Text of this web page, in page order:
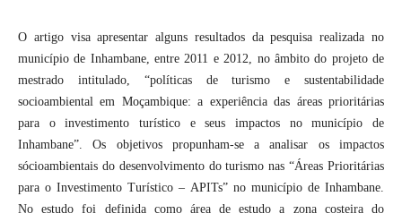
O artigo visa apresentar alguns resultados da pesquisa realizada no
município de Inhambane, entre 2011 e 2012, no âmbito do projeto de
mestrado intitulado, “políticas de turismo e sustentabilidade
socioambiental em Moçambique: a experiência das áreas prioritárias
para o investimento turístico e seus impactos no município de
Inhambane”. Os objetivos propunham-se a analisar os impactos
sócioambientais do desenvolvimento do turismo nas “Áreas Prioritárias
para o Investimento Turístico – APITs” no município de Inhambane.
No estudo foi definida como área de estudo a zona costeira do